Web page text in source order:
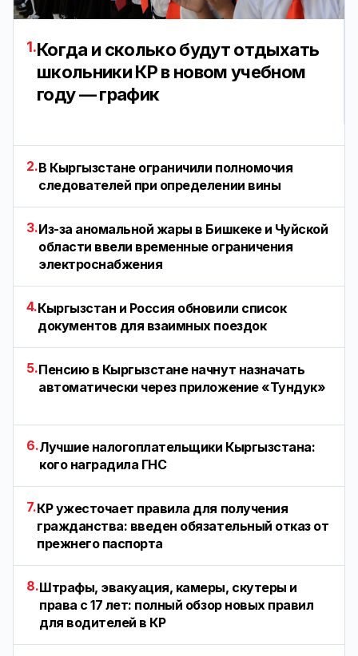
1.Когда и сколько будут отдыхать
школьники КР в новом учебном
году — график
2.В Кыргызстане ограничили полномочия
следователей при определении вины
3.Из-за аномальной жары в Бишкеке и Чуйской
области ввели временные ограничения
электроснабжения
4.Кыргызстан и Россия обновили список
документов для взаимных поездок
5.Пенсию в Кыргызстане начнут назначать
автоматически через приложение «Тундук»
6.Лучшие налогоплательщики Кыргызстана:
кого наградила ГНС
7.КР ужесточает правила для получения
гражданства: введен обязательный отказ от
прежнего паспорта
8.Штрафы, эвакуация, камеры, скутеры и
права с 17 лет: полный обзор новых правил
для водителей в КР